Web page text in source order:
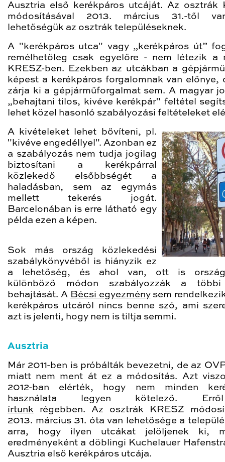
Ausztria első kerékpáros utcáját. Az osztrák
módosításával 2013. március 31.-től
lehetőségük az osztrák településeknek.
A "kerékpáros utca" vagy „kerékpáros út”
remélhetőleg csak egyelőre - nem létezik a
KRESZ-ben. Ezekben az utcákban a
képest a kerékpáros forgalomnak van előnye,
zárja ki a gépjárműforgalmat sem. A magyar
„behajtani tilos, kivéve kerékpár" feltétel
lehet közel hasonló szabályozási feltételeket
A kivételeket lehet bővíteni, pl.
"kivéve engedéllyel". Azonban ez
a szabályozás nem tudja jogilag
biztosítani a kerékpárral
közlekedő elsőbbségét a
haladásban, sem az egymás
mellett tekerés jogát.
Barcelonában is erre látható egy
példa ezen a képen.
Sok más ország közlekedési
szabálykönyvéből is hiányzik ez
a lehetőség, és ahol van, ott is
különböző módon szabályozzák a
behajtását. A Bécsi egyezménysem
kerékpáros utcáról nincs benne szó, ami
azt is jelenti, hogy nem is tiltja semmi.
Ausztria
Már 2011-ben is próbálták bevezetni, de az
miatt nem ment át ez a módosítás. Azt
2012-ban elérték, hogy nem minden
használata legyen kötelező.
írtunk régebben. Az osztrák KRESZ
2013. március 31. óta van lehetősége a
arra, hogy ilyen utcákat jelöljenek ki,
eredményeként a döblingi Kuchelauer
Ausztria első kerékpáros utcája.